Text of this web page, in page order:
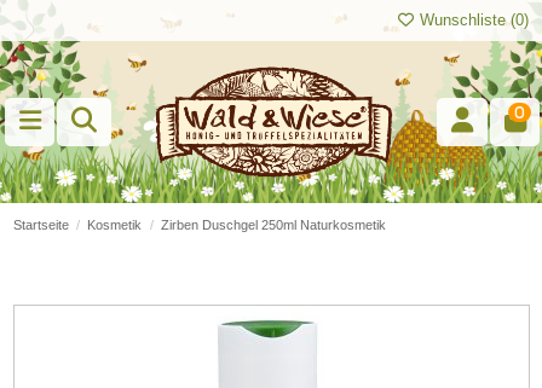
Wunschliste (0)
0
Startseite Kosmetik Zirben Duschgel 250ml Naturkosmetik